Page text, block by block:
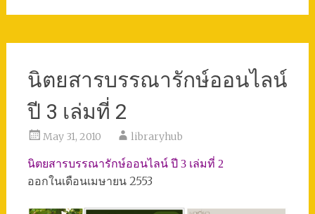
นิตยสารบรรณารักษ์ออนไลน์
ปี 3 เล่มที่ 2
May 31, 2010 libraryhub
นิตยสารบรรณารักษ์ออนไลน์ ปี 3 เล่มที่ 2
ออกในเดือนเมษายน 2553